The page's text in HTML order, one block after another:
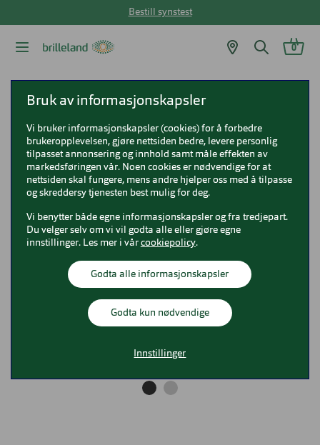
Bestill synstest
0
Unofficial Junior UJ2081
Unofficial Junior UJ2081
0UJ2081
Bruk av informasjonskapsler
Vi bruker informasjonskapsler (cookies) for å forbedre
brukeropplevelsen, gjøre nettsiden bedre, levere personlig
tilpasset annonsering og innhold samt måle effekten av
markedsføringen vår. Noen cookies er nødvendige for at
nettsiden skal fungere, mens andre hjelper oss med å tilpasse
og skreddersy tjenesten best mulig for deg.
Vi benytter både egne informasjonskapsler og fra tredjepart.
Du velger selv om vi vil godta alle eller gjøre egne
innstillinger. Les mer i vår cookiepolicy.
Godta alle informasjonskapsler
Godta kun nødvendige
Innstillinger